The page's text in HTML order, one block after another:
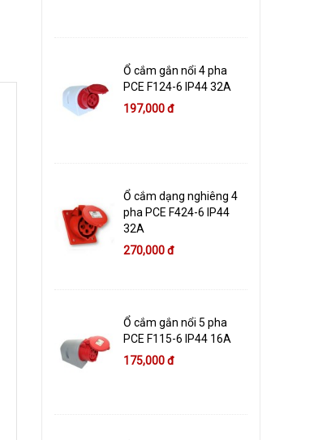
Ổ cắm gắn nổi 4 pha
PCE F124-6 IP44 32A
197,000 đ
Ổ cắm dạng nghiêng 4
pha PCE F424-6 IP44
32A
270,000 đ
Ổ cắm gắn nổi 5 pha
PCE F115-6 IP44 16A
175,000 đ